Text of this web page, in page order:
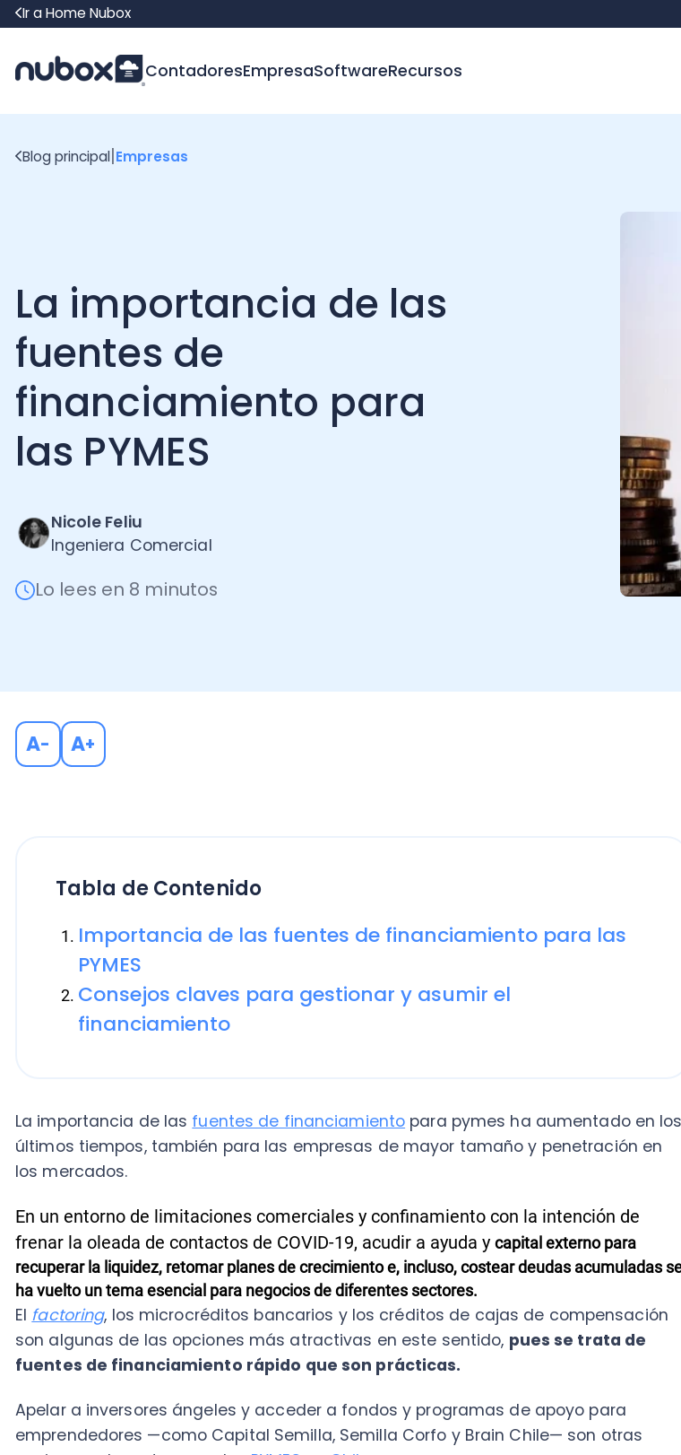
Ir a Home Nubox
ContadoresEmpresaSoftwareRecursos
La importancia de las
fuentes de
financiamiento para
las PYMES
Lo lees en 8 minutos
PYMES
Consejos claves para gestionar y asumir el
financiamiento
La importancia de lasfuentes de financiamiento
frenar la oleada de contactos de COVID-19, acudir a ayuda y capital externo para
recuperar la liquidez, retomar planes de crecimiento e, incluso, costear deudas acumuladas se
ha vuelto un tema esencial para negocios de diferentes sectores.
son algunas de las opciones más atractivas en este sentido,pues se trata de
fuentes de financiamiento rápido que son prácticas.
Apelar a inversores ángeles y acceder a fondos y programas de apoyo para
emprendedores —como Capital Semilla, Semilla Corfo y Brain Chile— son otras
opciones relevantes para las
Luego de esta breve introducción, profundizaremos en la importancia de las
para gestionar con éxito las diferentes alternativas de créditoy respaldo
económico.